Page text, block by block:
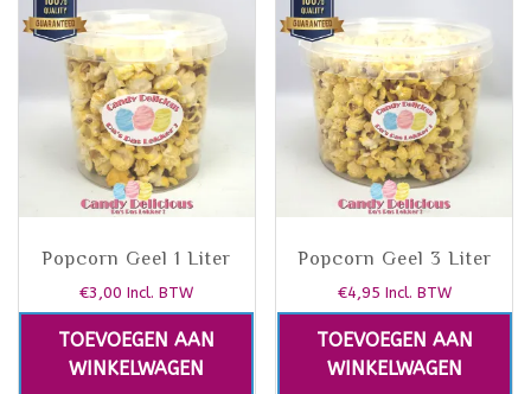
Popcorn Geel 1 Liter
€3,00 Incl. BTW
TOEVOEGEN AAN
WINKELWAGEN
Popcorn Geel 3 Liter
€4,95 Incl. BTW
TOEVOEGEN AAN
WINKELWAGEN